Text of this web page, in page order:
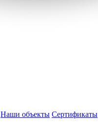
Наши объекты Сертификаты